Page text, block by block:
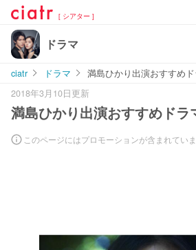
[ シアター ]
ドラマ
ciatr ドラマ
満島ひかり出演おすすめ
2018年3月10日更新
満島ひかり出演おすすめドラ
このページにはプロモーションが含まれてい